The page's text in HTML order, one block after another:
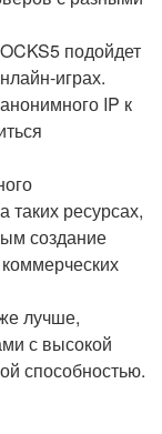
подойдет
играх.
IP к
таких ресурсах,
создание
лучше,
с высокой
способностью.